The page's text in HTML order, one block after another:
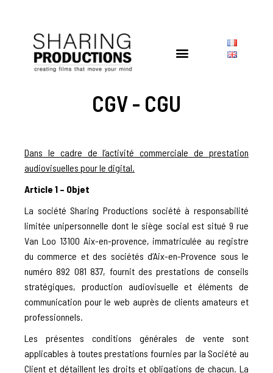
CGV - CGU
Dans le cadre de l’activité commerciale de prestation
audiovisuelles pour le digital.
Article 1 – Objet
La société Sharing Productions société à responsabilité
limitée unipersonnelle dont le siège social est situé 9 rue
Van Loo 13100 Aix-en-provence, immatriculée au registre
du commerce et des sociétés d’Aix-en-Provence sous le
numéro 892 081 837, fournit des prestations de conseils
stratégiques, production audiovisuelle et éléments de
communication pour le web auprès de clients amateurs et
professionnels.
Les présentes conditions générales de vente sont
applicables à toutes prestations fournies par la Société au
Client et détaillent les droits et obligations de chacun. La